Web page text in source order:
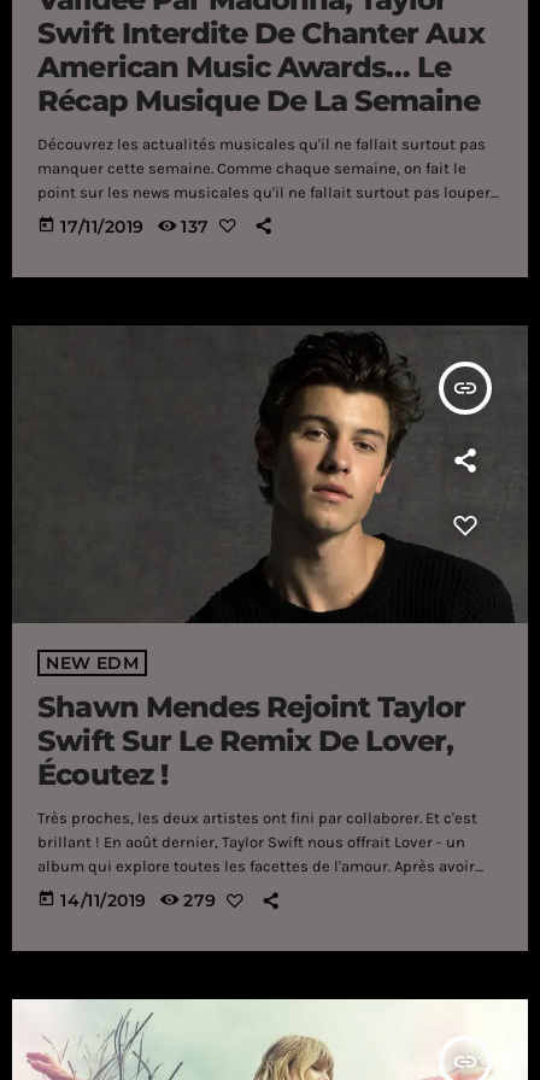
Swift Interdite De Chanter Aux
American Music Awards… Le
Récap Musique De La Semaine
Découvrez les actualités musicales qu'il ne fallait surtout pas
manquer cette semaine. Comme chaque semaine, on fait le
point sur les news musicales qu'il ne fallait surtout pas louper
! On débute avec Drake, qui a été hué pendant le festival de
Tyler The Creator et qui a dû arrêter son concert. Kanye West lui
today 17/11/2019 137
insert_link
NEW EDM
Shawn Mendes Rejoint Taylor
Swift Sur Le Remix De Lover,
Écoutez !
Très proches, les deux artistes ont fini par collaborer. Et c'est
brillant ! En août dernier, Taylor Swift nous offrait Lover - un
album qui explore toutes les facettes de l'amour. Après avoir
réglé ses comptes avec le très piquant Reputation, la popstar
américaine, à renvoyer ses serpents pour mieux dégainer les
today 14/11/2019 279
insert_link